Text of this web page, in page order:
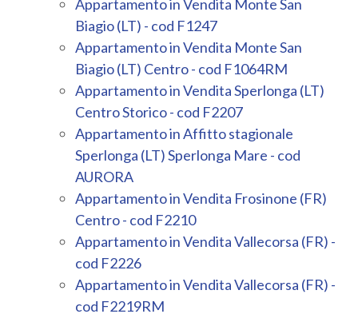
Appartamento in Vendita Monte San
Biagio (LT) - cod F1247
Appartamento in Vendita Monte San
Biagio (LT) Centro - cod F1064RM
Appartamento in Vendita Sperlonga (LT)
Centro Storico - cod F2207
Appartamento in Affitto stagionale
Sperlonga (LT) Sperlonga Mare - cod
AURORA
Appartamento in Vendita Frosinone (FR)
Centro - cod F2210
Appartamento in Vendita Vallecorsa (FR) -
cod F2226
Appartamento in Vendita Vallecorsa (FR) -
cod F2219RM